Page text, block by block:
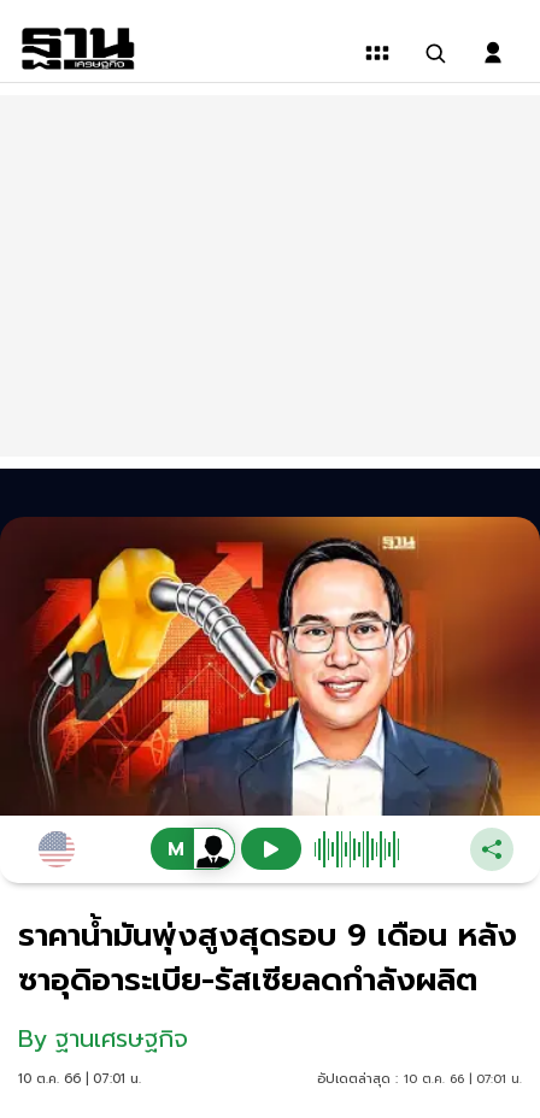
ราคาน้ำมันพุ่งสูงสุดรอบ 9 เดือน หลัง
ซาอุดิอาระเบีย-รัสเซียลดกำลังผลิต
By ฐานเศรษฐกิจ
10 ต.ค. 66 | 07:01 น. อัปเดตล่าสุด : 10 ต.ค. 66 | 07:01 น.